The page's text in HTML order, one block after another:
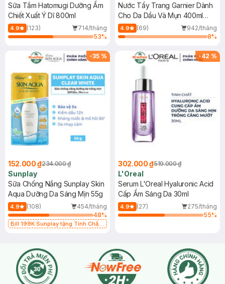
Sữa Tắm Hatomugi Dưỡng Ẩm
Chiết Xuất Ý Dĩ 800ml
4.9 (123)
714/tháng
53%
Nước Tẩy Trang Garnier Dành
Cho Da Dầu Và Mụn 400ml
(Mới)
4.9 (69)
942/tháng
8%
-35 %
152.000 ₫234.000 ₫
Sunplay
Sữa Chống Nắng Sunplay Skin
Aqua Dưỡng Da Sáng Mịn 55g
4.9 (108)
454/tháng
48%
Bill 199K Sunplay tặng Tinh Chất
-42 %
302.000 ₫519.000 ₫
L'Oreal
Serum L'Oreal Hyaluronic Acid
Cấp Ẩm Sáng Da 30ml
4.9 (27)
275/tháng
55%